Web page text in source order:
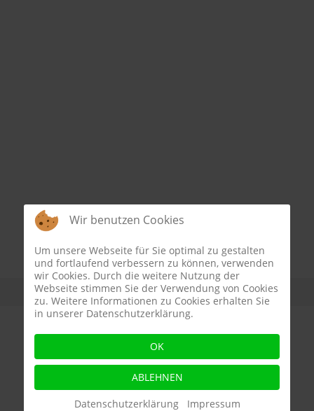
BUNTER ABEND 2024
Wir benutzen Cookies
Um unsere Webseite für Sie optimal zu gestalten
und fortlaufend verbessern zu können, verwenden
wir Cookies. Durch die weitere Nutzung der
Webseite stimmen Sie der Verwendung von Cookies
zu. Weitere Informationen zu Cookies erhalten Sie
in unserer Datenschutzerklärung.
OK
ABLEHNEN
Datenschutzerklärung
Impressum